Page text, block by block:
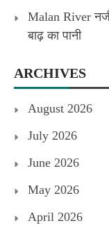
Malan River
बाढ़ का पानी
ARCHIVES
August 2026
July 2026
June 2026
May 2026
April 2026